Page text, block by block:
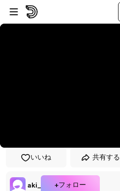
プレイヤーにスキップ
メインコンテンツにスキップ
いいね 共有する
aki_ +フォロー